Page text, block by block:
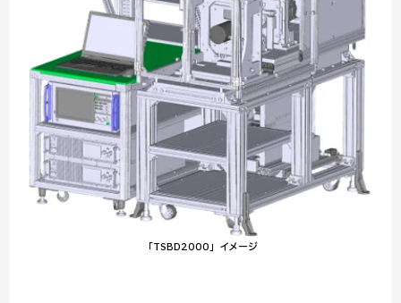
「TSBD2000」イメージ